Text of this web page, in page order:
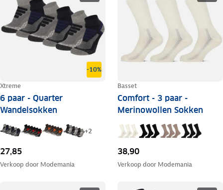
-10%
Xtreme
6 paar - Quarter
Wandelsokken
+2
27,85
Verkoop door Modemania
Basset
Comfort - 3 paar -
Merinowollen Sokken
38,90
Verkoop door Modemania